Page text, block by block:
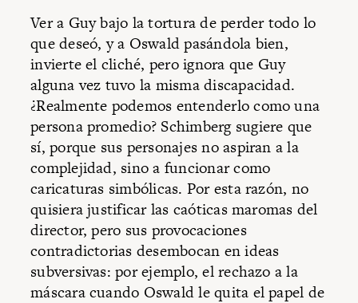
Ver a Guy bajo la tortura de perder todo lo
que deseó, y a Oswald pasándola bien,
invierte el cliché, pero ignora que Guy
alguna vez tuvo la misma discapacidad.
¿Realmente podemos entenderlo como una
persona promedio? Schimberg sugiere que
sí, porque sus personajes no aspiran a la
complejidad, sino a funcionar como
caricaturas simbólicas. Por esta razón, no
quisiera justificar las caóticas maromas del
director, pero sus provocaciones
contradictorias desembocan en ideas
subversivas: por ejemplo, el rechazo a la
máscara cuando Oswald le quita el papel de